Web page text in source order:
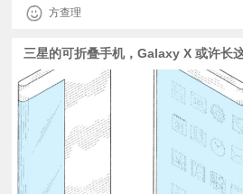
专
题
方查理
三星的可折叠手机，Galaxy X 或许长